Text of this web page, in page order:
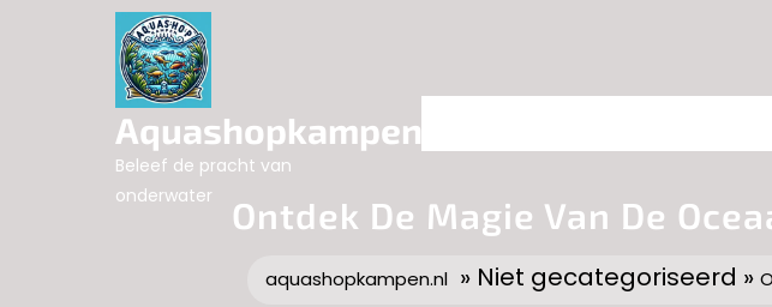
Aquashopkampen.nl
Beleef de pracht van
onderwater
Ontdek De Magie Van De
aquashopkampen.nl » Niet gecategoriseerd »